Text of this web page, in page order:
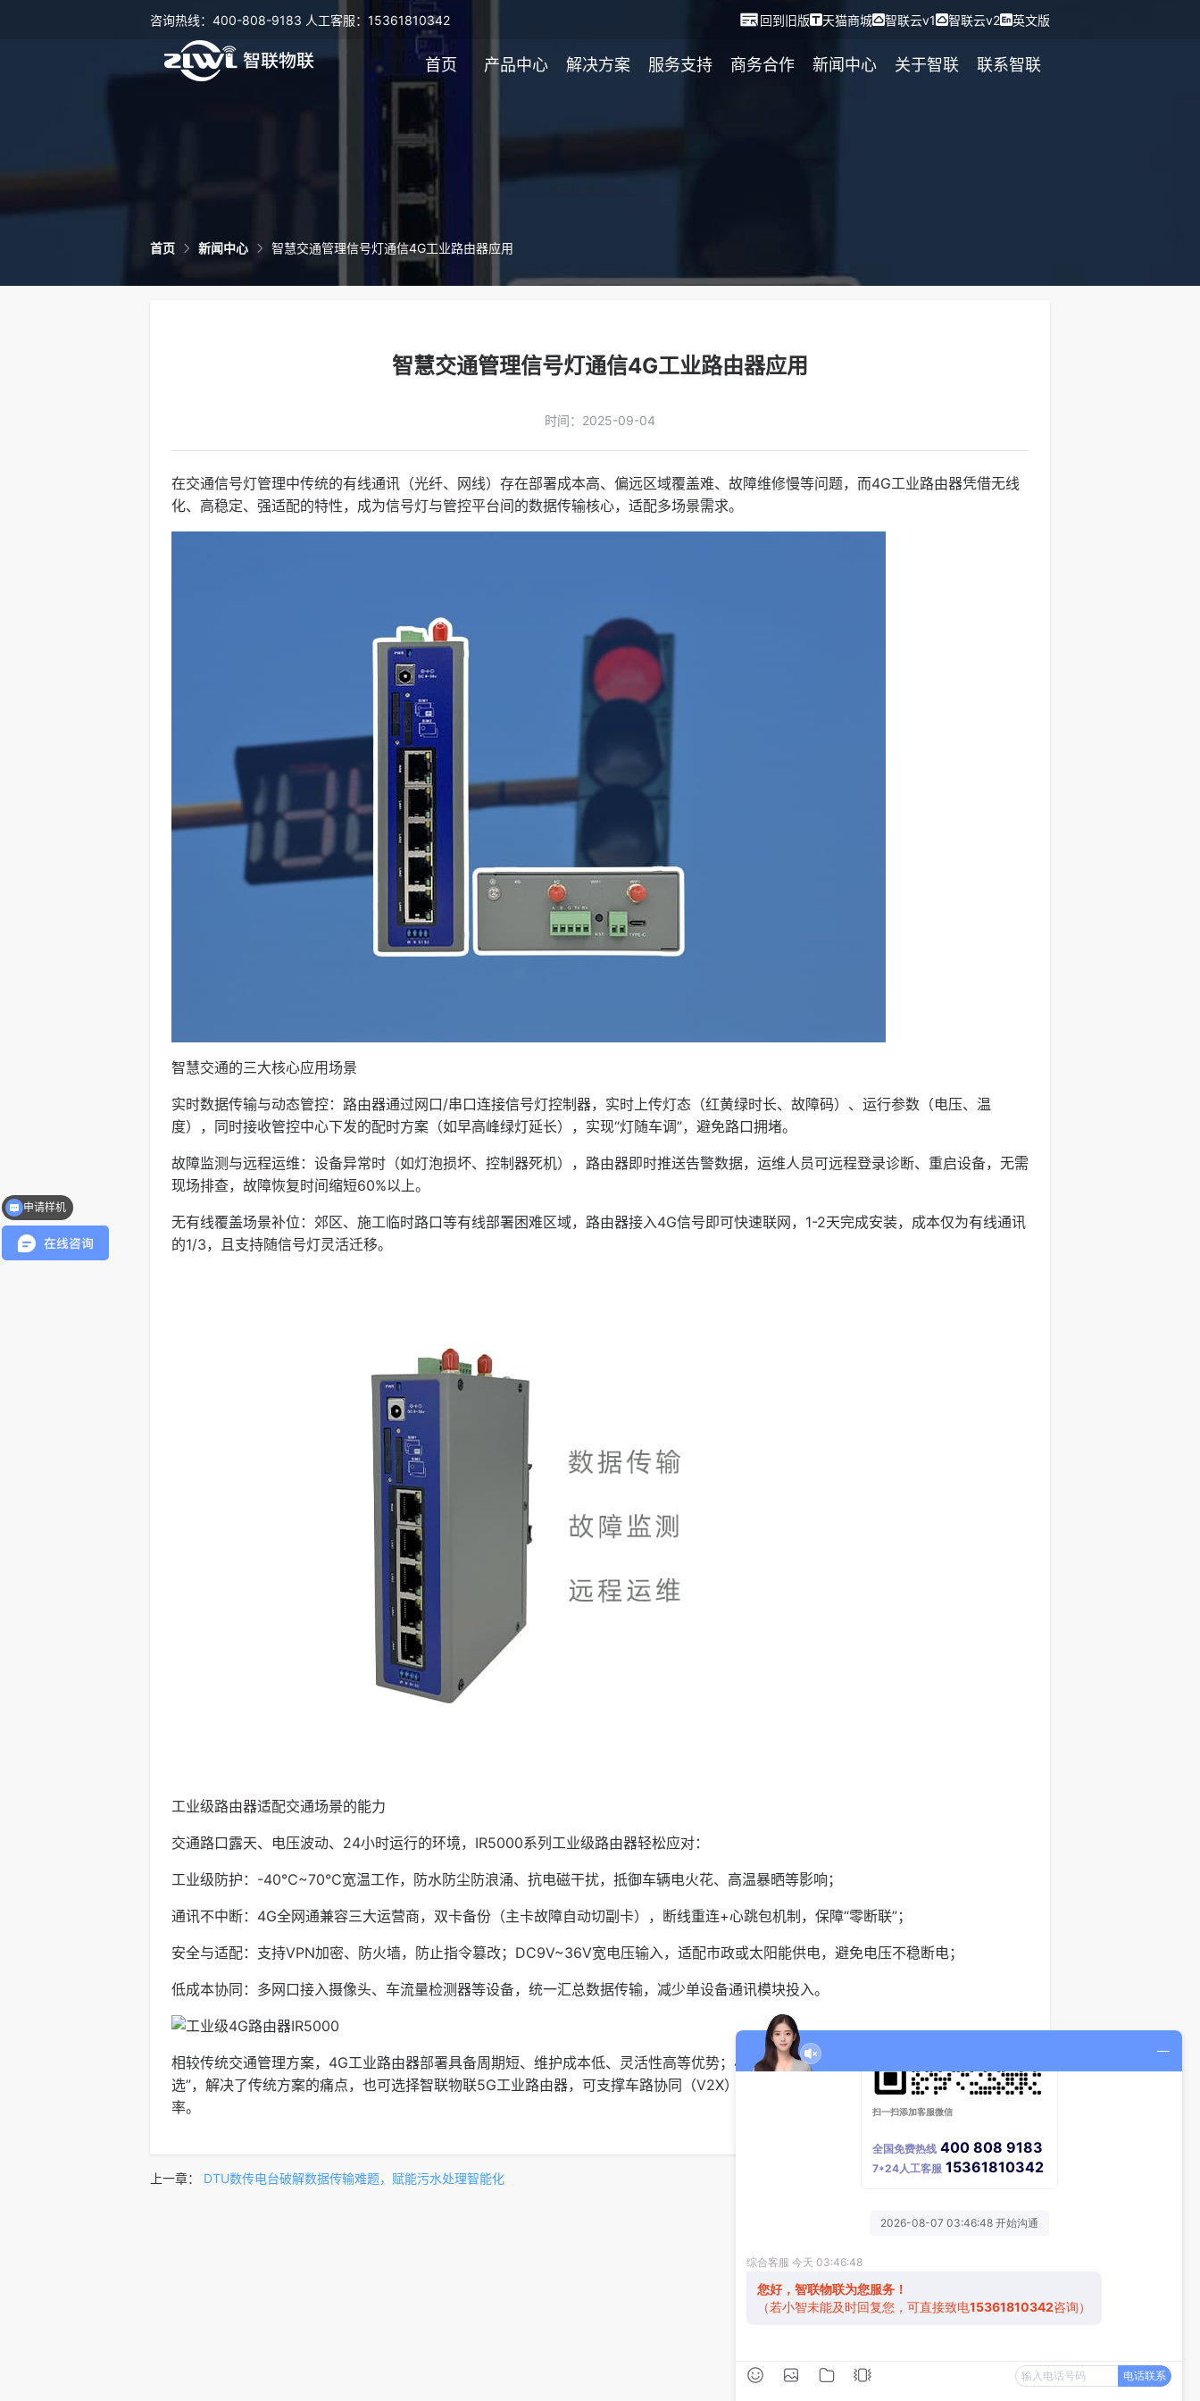
咨询热线：400-808-9183 人工客服：15361810342 回到旧版 天猫商城 智联云v1 智联云v2 英文版
首页 产品中心 解决方案 服务支持 商务合作 新闻中心 关于智联 联系智联
首页 新闻中心 智慧交通管理信号灯通信4G工业路由器应用
智慧交通管理信号灯通信4G工业路由器应用
时间：2025-09-04
在交通信号灯管理中传统的有线通讯（光纤、网线）存在部署成本高、偏远区域覆盖难、故障维修慢等问题，而4G工业路由器凭借无线
化、高稳定、强适配的特性，成为信号灯与管控平台间的数据传输核心，适配多场景需求。
智慧交通的三大核心应用场景
实时数据传输与动态管控：路由器通过网口/串口连接信号灯控制器，实时上传灯态（红黄绿时长、故障码）、运行参数（电压、温
度），同时接收管控中心下发的配时方案（如早高峰绿灯延长），实现“灯随车调”，避免路口拥堵。
故障监测与远程运维：设备异常时（如灯泡损坏、控制器死机），路由器即时推送告警数据，运维人员可远程登录诊断、重启设备，无需
现场排查，故障恢复时间缩短60%以上。
无有线覆盖场景补位：郊区、施工临时路口等有线部署困难区域，路由器接入4G信号即可快速联网，1-2天完成安装，成本仅为有线通讯
的1/3，且支持随信号灯灵活迁移。
工业级路由器适配交通场景的能力
交通路口露天、电压波动、24小时运行的环境，IR5000系列工业级路由器轻松应对：
工业级防护：-40℃~70℃宽温工作，防水防尘防浪涌、抗电磁干扰，抵御车辆电火花、高温暴晒等影响；
通讯不中断：4G全网通兼容三大运营商，双卡备份（主卡故障自动切副卡），断线重连+心跳包机制，保障“零断联”；
安全与适配：支持VPN加密、防火墙，防止指令篡改；DC9V~36V宽电压输入，适配市政或太阳能供电，避免电压不稳断电；
低成本协同：多网口接入摄像头、车流量检测器等设备，统一汇总数据传输，减少单设备通讯模块投入。
相较传统交通管理方案，4G工业路由器部署具备周期短、维护成本低、灵活性高等优势；4G工业路由器是交通信号灯通讯的“性价比之
选”，解决了传统方案的痛点，也可选择智联物联5G工业路由器，可支撑车路协同（V2X）等智慧路口新场景，进一步提升交通管控效
率。
上一章： DTU数传电台破解数据传输难题，赋能污水处理智能化 医疗巡诊车5G专网路由器应用
申请样机